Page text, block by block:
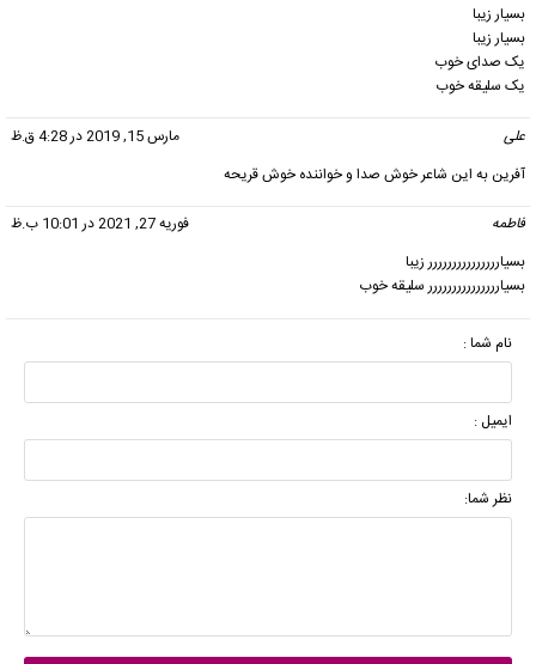
بسیار زیبا
بسیار زیبا
یک صدای خوب
یک سلیقه خوب
علی
مارس 15, 2019 در 4:28 ق.ظ
آفرین به این شاعر خوش صدا و خواننده خوش قریحه
فاطمه
فوریه 27, 2021 در 10:01 ب.ظ
بسیاررررررررررررررر زیبا
بسیاررررررررررررررر سلیقه خوب
نام شما :
ایمیل :
نظر شما: